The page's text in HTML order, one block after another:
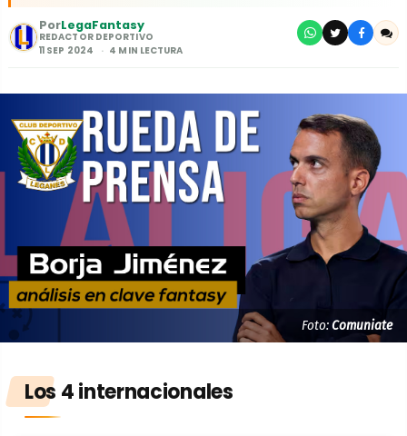
PorLegaFantasy
REDACTOR DEPORTIVO
11 SEP 2024
4 MIN LECTURA
Foto:Comuniate
Los 4 internacionales